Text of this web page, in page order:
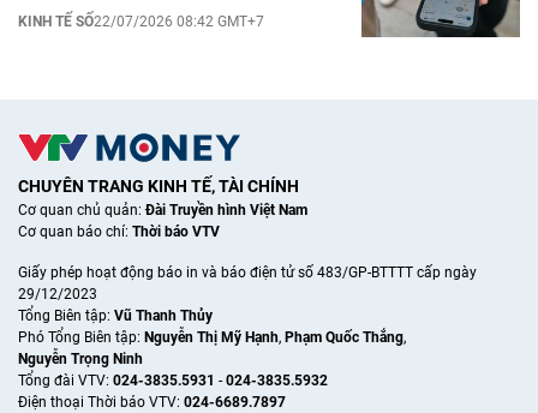
KINH TẾ SỐ22/07/2026 08:42 GMT+7
CHUYÊN TRANG KINH TẾ, TÀI CHÍNH
Cơ quan chủ quản:Đài Truyền hình Việt Nam
Cơ quan báo chí: Thời báo VTV
Giấy phép hoạt động báo in và báo điện tử số 483/GP-BTTTT cấp ngày
29/12/2023
Tổng Biên tập: Vũ Thanh Thủy
Phó Tổng Biên tập: Nguyễn Thị Mỹ Hạnh, Phạm Quốc Thắng,
Nguyễn Trọng Ninh
Tổng đài VTV: 024-3835.5931 - 024-3835.5932
Ðiện thoại Thời báo VTV: 024-6689.7897